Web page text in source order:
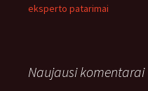
eksperto patarimai
Naujausi komentarai